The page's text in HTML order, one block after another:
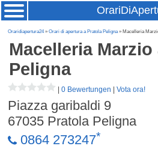
Oraridiapertura24»Orari di apertura a Pratola Peligna» Macelleria
Macelleria Marzio
Peligna
|0 Bewertungen |Vota ora!
Piazza garibaldi 9
67035 Pratola Peligna
0864 273247*